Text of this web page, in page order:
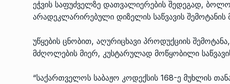
ეჭვის საფუძველზე დათვალიერების შედეგად,
არადეკლარირებული დიზელის საწვავის
უწყების ცნობით, აღურიცხავი პროდუქციის
მძღოლების მიერ, კუსტარულად მოწყობილი
“საქართველოს საბაჟო კოდექსის 168-ე მუხლის